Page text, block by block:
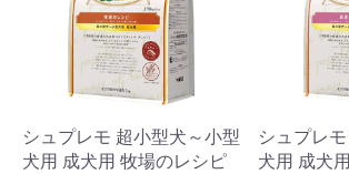
シュプレモ 超小型犬～小型
犬用 成犬用 牧場のレシピ
シュプレ
犬用 成犬